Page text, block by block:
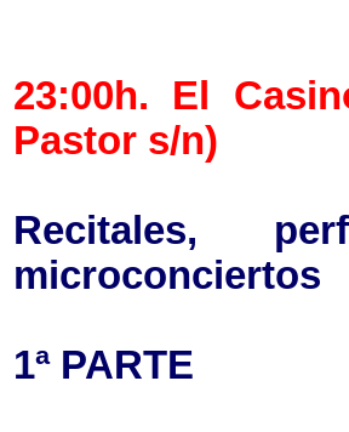
23:00h. El
Pastor s/n)
Recitales,
microconciertos
1ª PARTE